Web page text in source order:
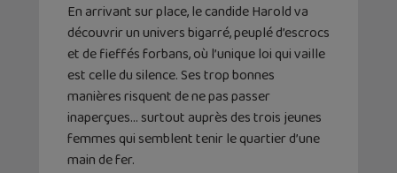
En arrivant sur place, le candide Harold va
découvrir un univers bigarré, peuplé d’escrocs
et de fieffés forbans, où l’unique loi qui vaille
est celle du silence. Ses trop bonnes
manières risquent de ne pas passer
inaperçues… surtout auprès des trois jeunes
femmes qui semblent tenir le quartier d’une
main de fer.